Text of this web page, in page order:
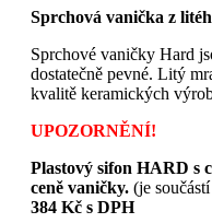
Sprchová vanička z
Sprchové vaničky Hard
dostatečně pevné. Litý
kvalitě keramických
UPOZORNĚNÍ!
Plastový sifon HARD s
ceně vaničky. (je
384 Kč s DPH